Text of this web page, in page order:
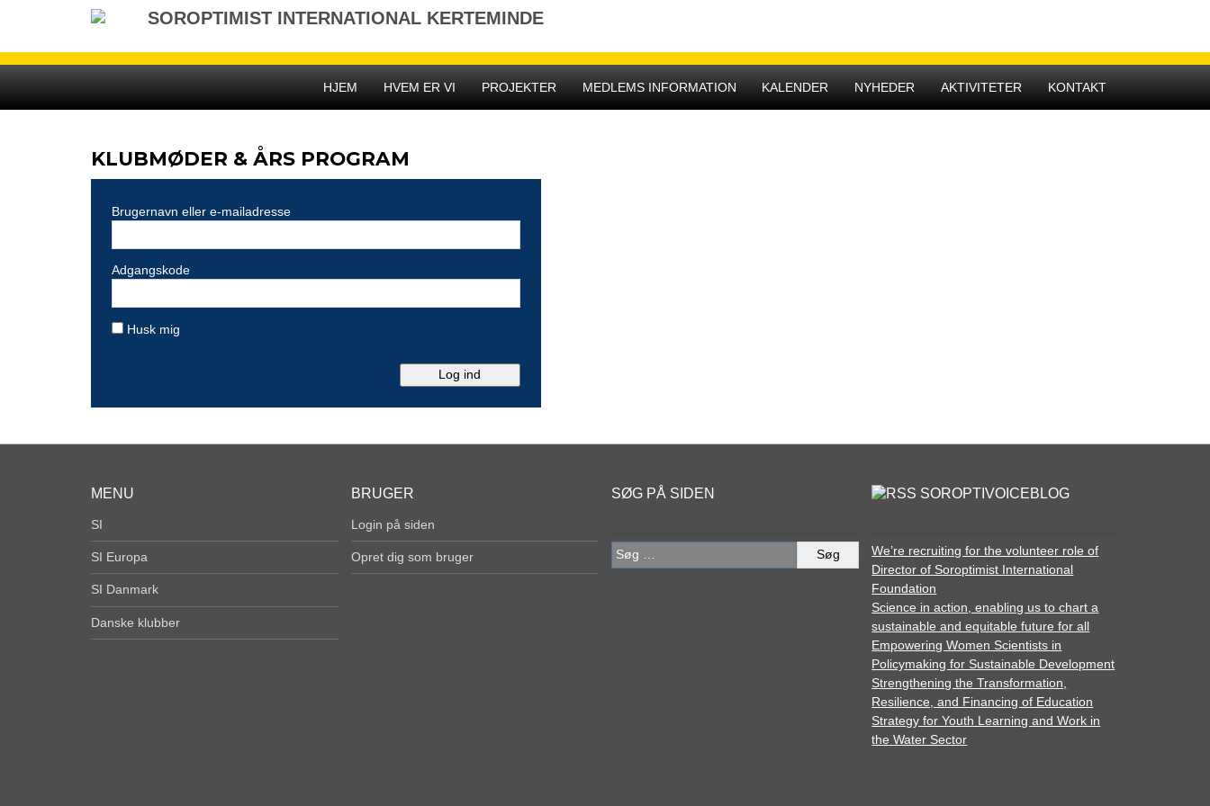
SOROPTIMIST INTERNATIONAL KERTEMINDE
HJEM
HVEM ER VI PROJEKTER MEDLEMS INFORMATION KALENDER NYHEDER AKTIVITETER KONTAKT
KLUBMØDER & ÅRS PROGRAM
Brugernavn eller e-mailadresse
Adgangskode
Husk mig
MENU
SI
SI Europa
SI Danmark
Danske klubber
BRUGER
Login på siden
Opret dig som bruger
SØG PÅ SIDEN
Søg
efter:
SOROPTIVOICEBLOG
We’re recruiting for the volunteer role of
Director of Soroptimist International
Foundation
Science in action, enabling us to chart a
sustainable and equitable future for all
Empowering Women Scientists in
Policymaking for Sustainable Development
Strengthening the Transformation,
Resilience, and Financing of Education
Strategy for Youth Learning and Work in
the Water Sector